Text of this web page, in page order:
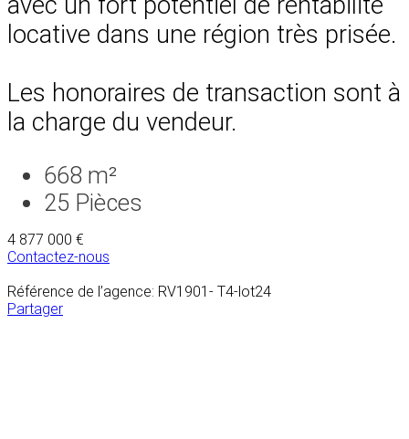
locative dans une région très prisée.
Les honoraires de transaction sont à
la charge du vendeur.
668 m²
25 Pièces
4 877 000 €
Contactez-nous
Référence de l’agence: RV1901- T4-lot24
Partager